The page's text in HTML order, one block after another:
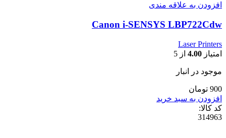
افزودن به علاقه مندی
Canon i-SENSYS LBP722Cdw
Laser Printers
امتیاز 4.00 از 5
موجود در انبار
900 تومان
افزودن به سبد خرید
کد کالا:
314963